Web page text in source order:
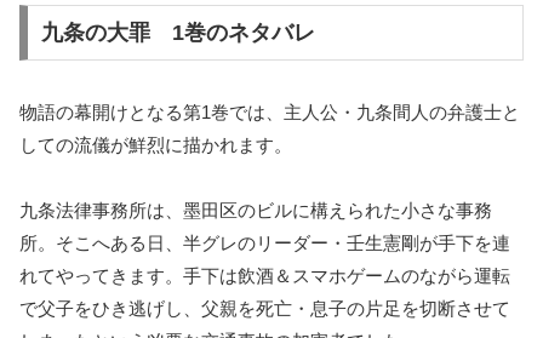
九条の大罪 1巻のネタバレ
物語の幕開けとなる第1巻では、主人公・九条間人の弁護士と
しての流儀が鮮烈に描かれます。
九条法律事務所は、墨田区のビルに構えられた小さな事務
所。そこへある日、半グレのリーダー・壬生憲剛が手下を連
れてやってきます。手下は飲酒＆スマホゲームのながら運転
で父子をひき逃げし、父親を死亡・息子の片足を切断させて